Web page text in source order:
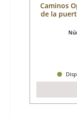
Caminos
de la